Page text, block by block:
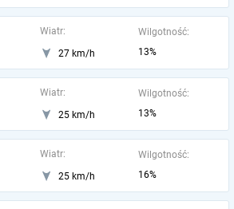
Wiatr:
27 km/h
Wilgotność:
13%
Wiatr:
25 km/h
Wilgotność:
13%
Wiatr:
25 km/h
Wilgotność:
16%